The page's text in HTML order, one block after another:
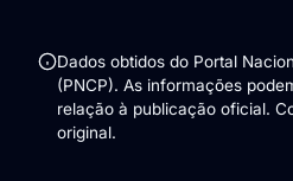
Dados obtidos do Portal
(PNCP). As informações
relação à publicação oficial.
original.